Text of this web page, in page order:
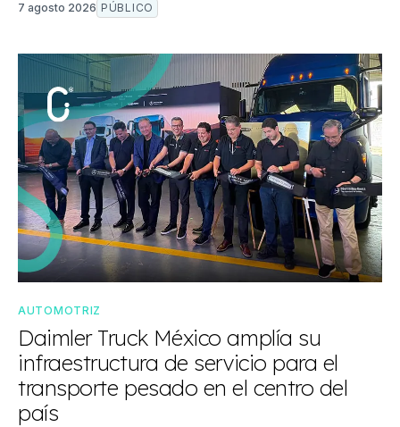
7 agosto 2026 PÚBLICO
AUTOMOTRIZ
Daimler Truck México amplía su
infraestructura de servicio para el
transporte pesado en el centro del
país